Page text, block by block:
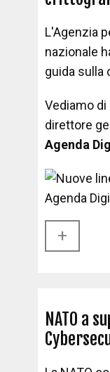
L'Agenzia
nazionale
guida sulla
Vediamo
direttore
Agenda
+​
NATO a